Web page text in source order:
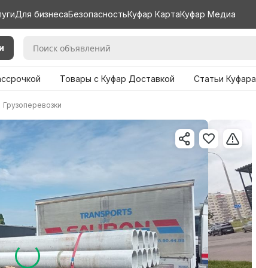
Для бизнесаБезопасностьКуфар КартаКуфар Медиа
Товары с Куфар Доставкой Статьи Куфара
Грузоперевозки